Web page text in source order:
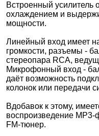
Встроенный
охлаждением и
мощности.
Линейный вход имеет
громкости, разъемы -
стереопара RCA,
Микрофонный вход -
даёт возможность
колонок или передачи
Вдобавок к этому,
воспроизведение
FM-тюнер.